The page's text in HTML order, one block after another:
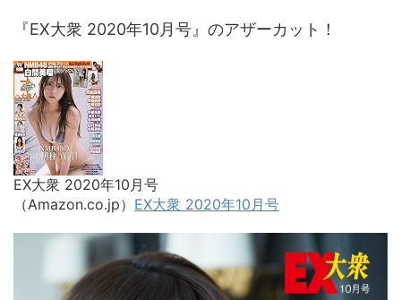
『EX大衆 2020年10月号』のアザーカット！
EX大衆 2020年10月号
（Amazon.co.jp） EX大衆 2020年10月号